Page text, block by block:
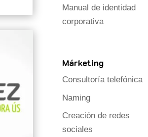
Manual de identidad
corporativa
Márketing
Consultoría telefónica
Naming
Creación de redes
sociales